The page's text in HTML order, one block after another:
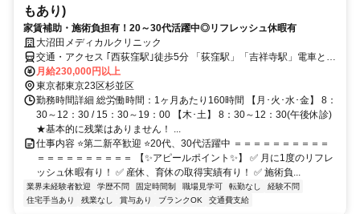
もあり)
家賃補助・施術負担有！20～30代活躍中◎リフレッシュ休暇有
大沼田メディカルクリニック
交通・アクセス ｢西荻窪駅｣徒歩5分 「荻窪駅」「吉祥寺駅」電車と徒
歩で１０分
月給230,000円以上
東京都東京23区杉並区
勤務時間詳細 総労働時間：1ヶ月あたり160時間 【月･火･水･金】 8：
30～12：30 / 15：30～19：00 【木･土】 8：30～12：30(午後休診)
★基本的に残業はありません！ ...
仕事内容 ⭐第二新卒歓迎 ⭐20代、30代活躍中 ＝＝＝＝＝＝＝＝＝＝
＝＝＝＝＝＝＝＝＝＝ 【✨アピールポイント✨】 ✅ 月に1度のリフレ
ッシュ休暇有り！ ✅ 産休、育休の取得実績有り！ ✅ 施術負...
業界未経験者歓迎 学歴不問 固定時間制 職場見学可 転勤なし
経験不問
住宅手当あり
残業なし 賞与あり ブランクOK 交通費支給